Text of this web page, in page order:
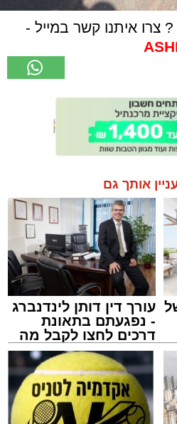
? צרו איתנו קשר במייל -
אותך גם
עורך דין דותן לינדנברג
- נפגעתם בתאונת
דרכים לחצו לקבל מה
שמגיע לכם